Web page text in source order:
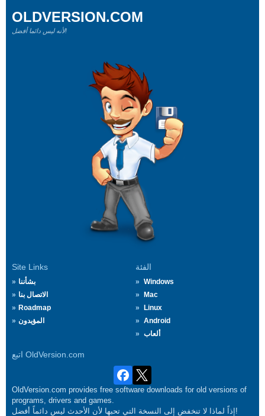
Site Links
بشأننا
الاتصال بنا
Roadmap
المؤيدون
الفئة
Windows
Mac
Linux
Android
ألعاب
اتبع OldVersion.com
OLDVERSION.COM
لأنه ليس دائما أفضل!
OldVersion.com provides free software downloads for old versions of
programs, drivers and games.
إذاً لماذا لا تنخفض إلى النسخة التي تحبها لأن الأحدث ليس دائماً أفضل!